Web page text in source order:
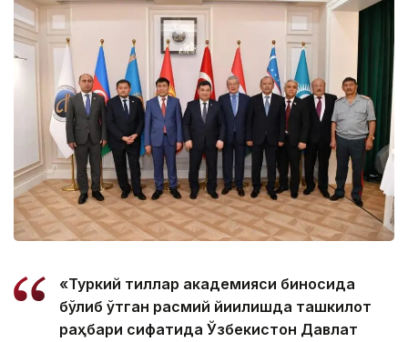
«Туркий тиллар академияси биносида
бўлиб ўтган расмий йиғилишда ташкилот
раҳбари сифатида Ўзбекистон Давлат